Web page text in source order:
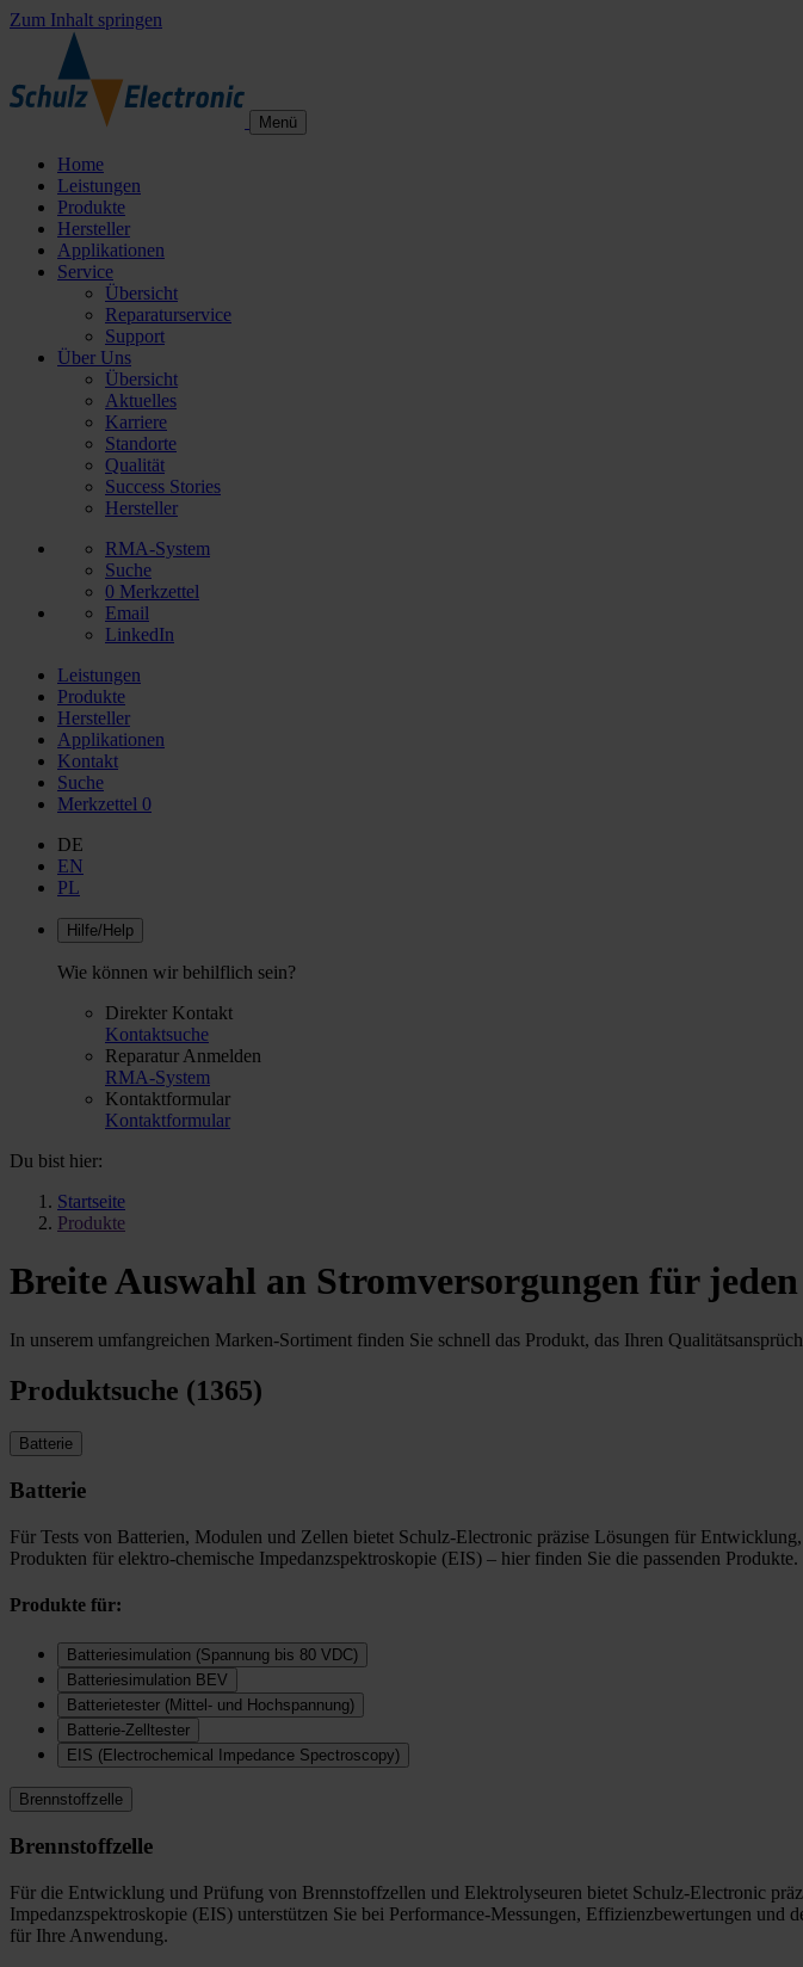
Zum Inhalt springen
Menü
Home
Leistungen
Produkte
Hersteller
Applikationen
Service
Übersicht
Reparaturservice
Support
Über Uns
Übersicht
Aktuelles
Karriere
Standorte
Qualität
Success Stories
Hersteller
RMA-System
Suche
0 Merkzettel
Email
LinkedIn
Leistungen
Produkte
Hersteller
Applikationen
Kontakt
Suche
Merkzettel 0
DE
EN
PL
Hilfe/Help
Wie können wir behilflich sein?
Direkter Kontakt
Kontaktsuche
Reparatur Anmelden
RMA-System
Kontaktformular
Kontaktformular
Du bist hier:
Startseite
Produkte
Breite Auswahl an Stromversorgungen für
In unserem umfangreichen Marken-Sortiment finden Sie schnell das Produkt, das Ihren
Produktsuche (1365)
Batterie
Batterie
Für Tests von Batterien, Modulen und Zellen bietet Schulz-Electronic präzise Lösungen für
Produkten für elektro-chemische Impedanzspektroskopie (EIS) – hier finden Sie die passenden Produkte.
Produkte für:
Batteriesimulation (Spannung bis 80 VDC)
Batteriesimulation BEV
Batterietester (Mittel- und Hochspannung)
Batterie-Zelltester
EIS (Electrochemical Impedance Spectroscopy)
Brennstoffzelle
Brennstoffzelle
Für die Entwicklung und Prüfung von Brennstoffzellen und Elektrolyseuren bietet Schulz-Electronic
Impedanzspektroskopie (EIS) unterstützen Sie bei Performance-Messungen, Effizienzbewertungen und
für Ihre Anwendung.